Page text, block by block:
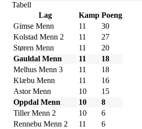
Tabell
Lag
Kamp Poeng
Gimse Menn
11
30
Kolstad Menn 2
11
27
Støren Menn
11
20
Gauldal Menn
11
18
Melhus Menn 3
11
18
Klæbu Menn
11
16
Astor Menn
10
15
Oppdal Menn
10
8
Tiller Menn 2
10
6
Rennebu Menn 2
11
6